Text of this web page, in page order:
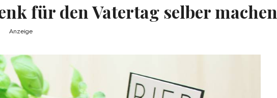
für den Vatertag selber machen
Anzeige